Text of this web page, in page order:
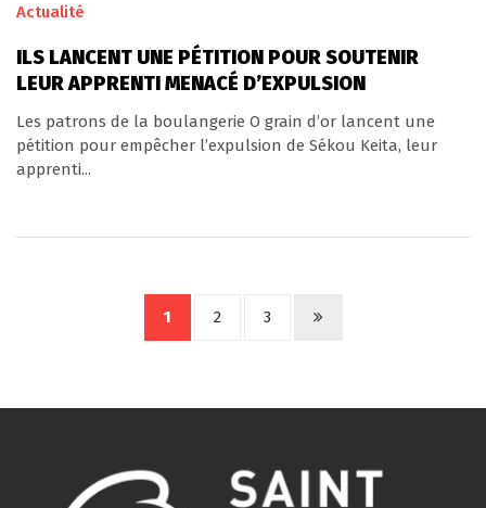
Actualité
ILS LANCENT UNE PÉTITION POUR SOUTENIR
LEUR APPRENTI MENACÉ D’EXPULSION
Les patrons de la boulangerie O grain d’or lancent une
pétition pour empêcher l’expulsion de Sékou Keita, leur
apprenti...
1 2 3